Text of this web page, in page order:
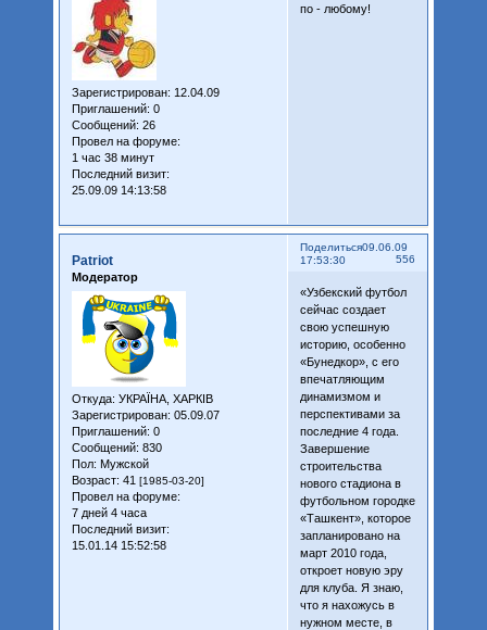
Зарегистрирован: 12.04.09
Приглашений: 0
Сообщений: 26
Провел на форуме:
1 час 38 минут
Последний визит:
25.09.09 14:13:58
по - любому!
Поделиться
556
09.06.09
17:53:30
Patriot
Модератор
Откуда: УКРАЇНА, ХАРКІВ
Зарегистрирован: 05.09.07
Приглашений: 0
Сообщений: 830
Пол: Мужской
Возраст: 41 [1985-03-20]
Провел на форуме:
7 дней 4 часа
Последний визит:
15.01.14 15:52:58
«Узбекский футбол
сейчас создает
свою успешную
историю, особенно
«Бунедкор», с его
впечатляющим
динамизмом и
перспективами за
последние 4 года.
Завершение
строительства
нового стадиона в
футбольном городке
«Ташкент», которое
запланировано на
март 2010 года,
откроет новую эру
для клуба. Я знаю,
что я нахожусь в
нужном месте, в